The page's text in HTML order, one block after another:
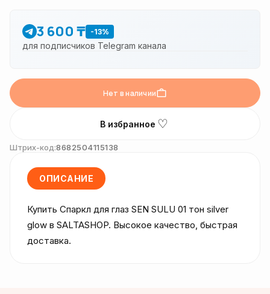
3 600 ₸ -13%
для подписчиков Telegram канала
Нет в наличии
В избранное ♡
Штрих-код:8682504115138
ОПИСАНИЕ
Купить Спаркл для глаз SEN SULU 01 тон silver
glow в SALTASHOP. Высокое качество, быстрая
доставка.